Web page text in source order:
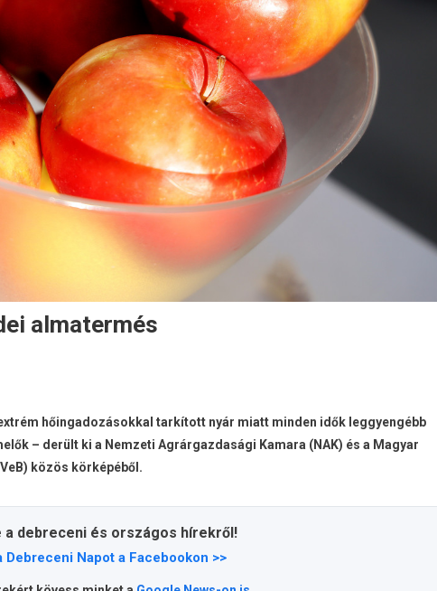
almatermés
hőingadozásokkal tarkított nyár miatt minden idők leggyengébb
– derült ki a Nemzeti Agrárgazdasági Kamara (NAK) és a Magyar
közös körképéből.
a debreceni és országos hírekről!
Debreceni Napot a Facebookon >>